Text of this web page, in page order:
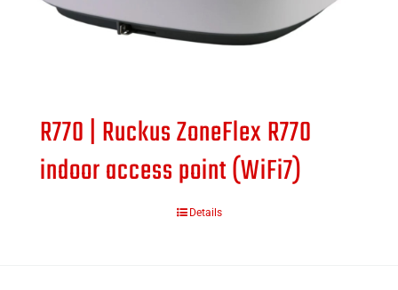
R770 | Ruckus ZoneFlex R770
indoor access point (WiFi7)
Details